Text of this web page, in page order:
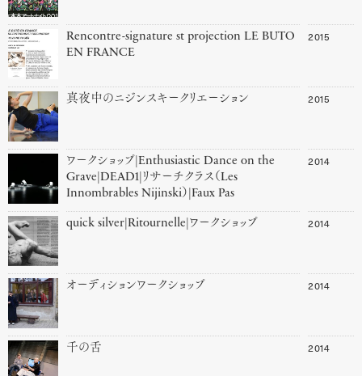
Rencontre-signature st projection LE BUTO
EN FRANCE
2015
真夜中のニジンスキークリエーション 2015
ワークショップ|Enthusiastic Dance on the
Grave|DEAD1|リサーチクラス（Les
Innombrables Nijinski）|Faux Pas
2014
quick silver|Ritournelle|ワークショップ 2014
オーディションワークショップ 2014
千の舌 2014